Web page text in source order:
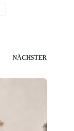
NÄCHSTER